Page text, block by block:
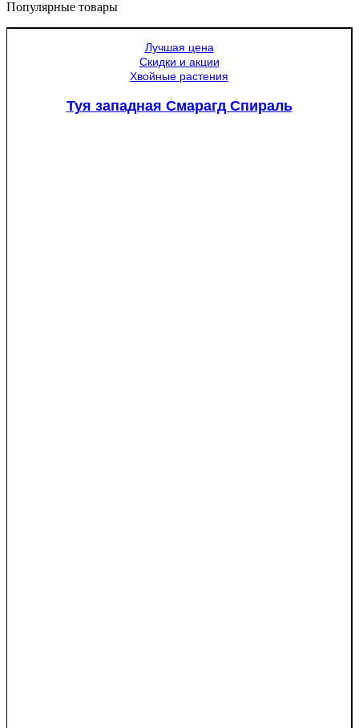
Популярные товары
Лучшая цена
Скидки и акции
Хвойные растения
Туя западная Смарагд Спираль